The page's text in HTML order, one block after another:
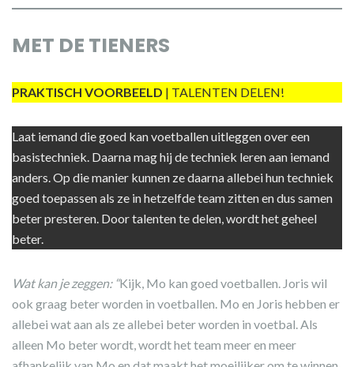
MET DE TIENERS
PRAKTISCH VOORBEELD | TALENTEN DELEN!
Laat iemand die goed kan voetballen uitleggen over een
basistechniek. Daarna mag hij de techniek leren aan iemand
anders. Op die manier kunnen ze daarna allebei hun techniek
goed toepassen als ze in hetzelfde team zitten en dus samen
beter presteren. Door talenten te delen, wordt het geheel
beter.
Wat kan je zeggen: “Kijk, Mo kan goed voetballen. Joris wil
ook graag beter worden in voetballen. Mo en Joris hebben er
allebei wat aan als ze allebei beter worden in voetbal. Als
alleen Mo beter wordt, wordt het team meer en meer